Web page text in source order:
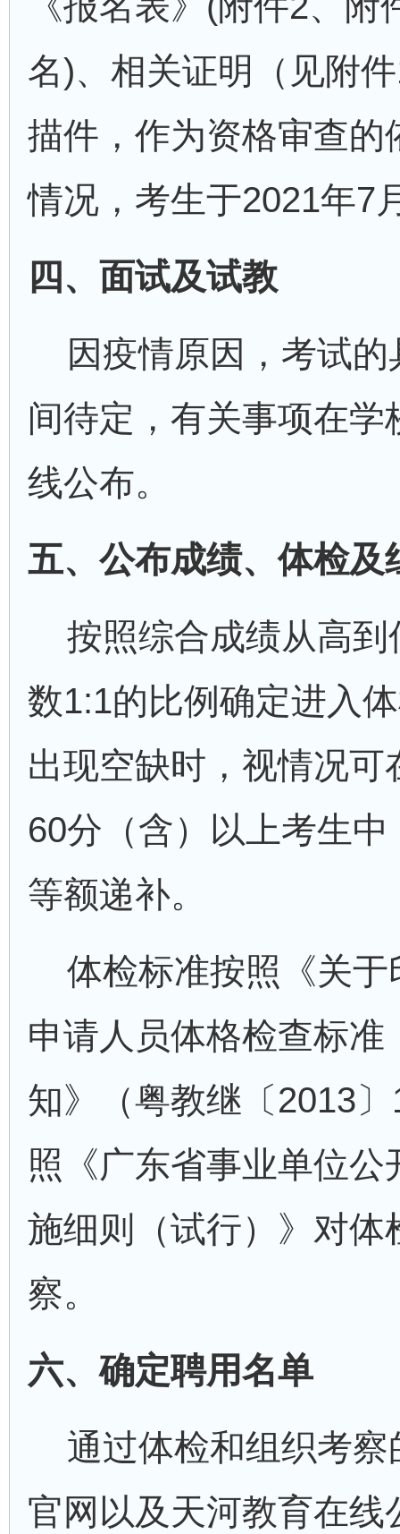
名)、相关证明（见附
描件，作为资格审查
情况，考生于2021年7
四、面试及试教
因疫情原因，考试的
间待定，有关事项在
线公布。
五、公布成绩、体检及
按照综合成绩从高到
数1:1的比例确定进入
出现空缺时，视情况
60分（含）以上考生
等额递补。
体检标准按照《关于
申请人员体格检查标
知》（粤教继〔2013
照《广东省事业单位
施细则（试行）》对体
察。
六、确定聘用名单
通过体检和组织考察
官网以及天河教育在线